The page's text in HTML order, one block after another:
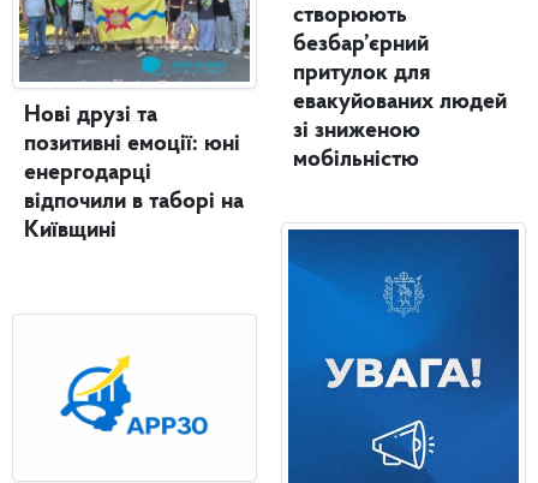
Нові друзі та
позитивні емоції: юні
енергодарці
відпочили в таборі на
Київщині
створюють
безбар’єрний
притулок для
евакуйованих людей
зі зниженою
мобільністю